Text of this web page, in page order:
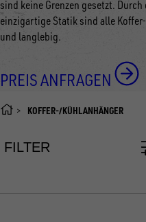
sind keine Grenzen gesetzt.
einzigartige Statik sind alle
und langlebig.
PREIS ANFRAGEN
KOFFER-/KÜHLANHÄNGER
FILTER